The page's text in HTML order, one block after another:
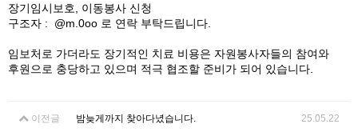
장기임시보호, 이동봉사 신청
구조자 : @m.0oo 로 연락 부탁드립니다.
임보처로 가더라도 장기적인 치료 비용은 자원봉사자들의 참여와
후원으로 충당하고 있으며 적극 협조할 준비가 되어 있습니다.
이전글 밤늦게까지 찾아다녔습니다. 25.05.22